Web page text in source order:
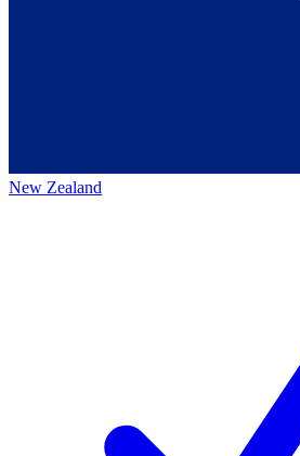
New Zealand